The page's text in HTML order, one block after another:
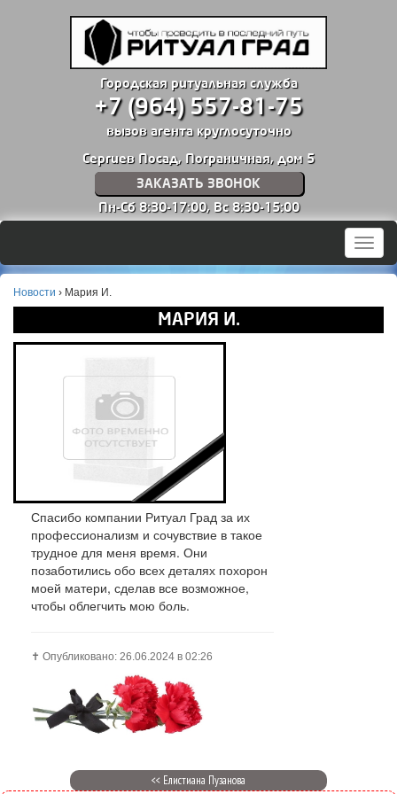
Городская ритуальная служба
+7 (964) 557-81-75
вызов агента круглосуточно
Сергиев Посад, Пограничная, дом 5
ЗАКАЗАТЬ ЗВОНОК
Пн-Сб 8:30-17:00, Вс 8:30-15:00
Меню
Новости › Мария И.
МАРИЯ И.
Спасибо компании Ритуал Град за их
профессионализм и сочувствие в такое
трудное для меня время. Они
позаботились обо всех деталях похорон
моей матери, сделав все возможное,
чтобы облегчить мою боль.
✝️ Опубликовано: 26.06.2024 в 02:26
<< Елистиана Пузанова